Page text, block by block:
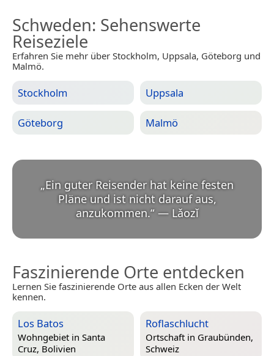
Schweden: Sehenswerte
Reiseziele
Erfahren Sie mehr über Stockholm, Uppsala, Göteborg und
Malmö.
Stockholm Uppsala
Göteborg Malmö
„Ein guter Reisender hat keine festen
Pläne und ist nicht darauf aus,
anzukommen.“ — Lǎozǐ
Faszinierende Orte entdecken
Lernen Sie faszinierende Orte aus allen Ecken der Welt
kennen.
Los Batos
Wohngebiet in Santa
Cruz, Bolivien
Roflaschlucht
Ortschaft in Graubünden,
Schweiz